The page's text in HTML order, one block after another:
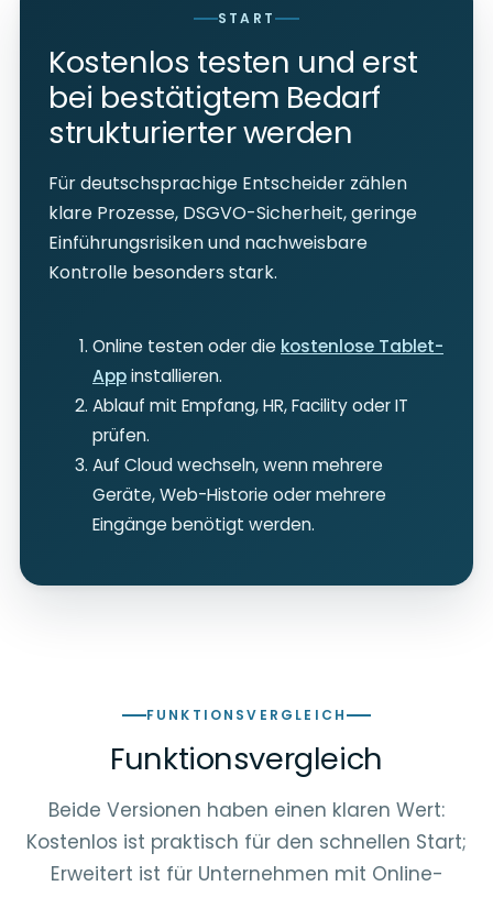
START
Kostenlos testen und erst
bei bestätigtem Bedarf
strukturierter werden
Für deutschsprachige Entscheider zählen
klare Prozesse, DSGVO-Sicherheit, geringe
Einführungsrisiken und nachweisbare
Kontrolle besonders stark.
Online testen oder die kostenlose Tablet-
Appinstallieren.
Ablauf mit Empfang, HR, Facility oder IT
prüfen.
Auf Cloud wechseln, wenn mehrere
Geräte, Web-Historie oder mehrere
Eingänge benötigt werden.
FUNKTIONSVERGLEICH
Funktionsvergleich
Beide Versionen haben einen klaren Wert:
Kostenlos ist praktisch für den schnellen Start;
Erweitert ist für Unternehmen mit Online-